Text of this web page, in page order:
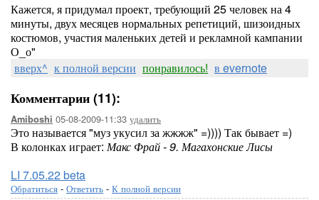
Кажется, я придумал проект, требующий 25 человек на 4
минуты, двух месяцев нормальных репетиций, шизоидных
костюмов, участия маленьких детей и рекламной кампании
О_о"
вверх^ к полной версии понравилось! в evernote
Комментарии (11):
Amiboshi 05-08-2009-11:33 удалить
Это называется "муз укусил за жжжж" =)))) Так бывает =)
В колонках играет: Макс Фрай - 9. Магахонские Лисы
LI 7.05.22 beta
Обратиться - Ответить - К полной версии